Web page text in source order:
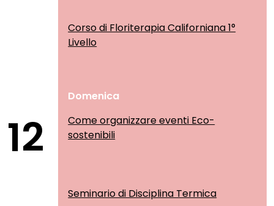
Corso di Floriterapia Californiana 1°
Livello
12
Domenica
Come organizzare eventi Eco-
sostenibili
Seminario di Disciplina Termica